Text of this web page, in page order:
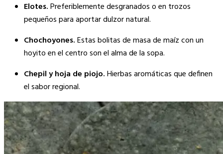
Elotes.Preferiblemente desgranados o en trozos
pequeños para aportar dulzor natural.
Chochoyones.Estas bolitas de masa de maíz con un
hoyito en el centro son el alma de la sopa.
Chepil y hoja de piojo.Hierbas aromáticas que definen
el sabor regional.